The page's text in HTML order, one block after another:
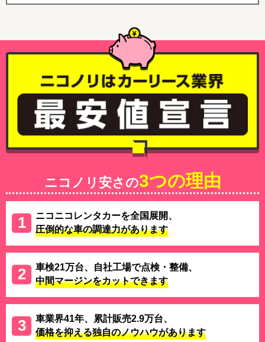
ニコノリ安さの3つの理由
ニコニコレンタカーを全国展開、
圧倒的な車の調達力があります
車検21万台、自社工場で点検・整備、
中間マージンをカットできます
車業界41年、累計販売2.9万台、
価格を抑える独自のノウハウがあります